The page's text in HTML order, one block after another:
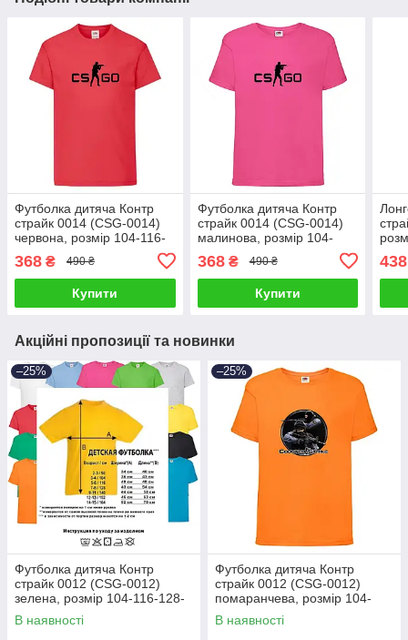
Футболка дитяча Контр
страйк 0014 (CSG-0014)
червона, розмір 104-116-
368 ₴ 490 ₴
Купити
Футболка дитяча Контр
страйк 0014 (CSG-0014)
малинова, розмір 104-
368₴ 490 ₴
Купити
438
Акційні пропозиції та новинки
–25%
Футболка дитяча Контр
страйк 0012 (CSG-0012)
зелена, розмір 104-116-128-
140-152-164
В наявності
–25%
Футболка дитяча Контр
страйк 0012 (CSG-0012)
помаранчева, розмір 104-
116-128-140-152-164
В наявності